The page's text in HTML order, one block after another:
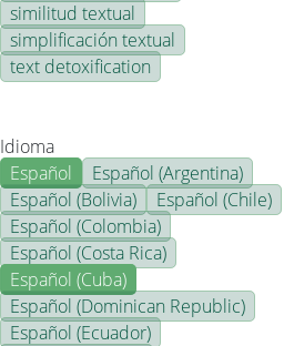
similitud textual
simplificación textual
text detoxification
Idioma
Español
Español (Argentina)
Español (Bolivia)
Español (Chile)
Español (Colombia)
Español (Costa Rica)
Español (Cuba)
Español (Dominican Republic)
Español (Ecuador)